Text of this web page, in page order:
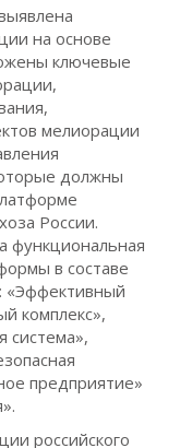
на основе
ключевые
мелиорации
должны
России.
функциональная
в составе
«Эффективный
комплекс»,
система»,
предприятие»
российского